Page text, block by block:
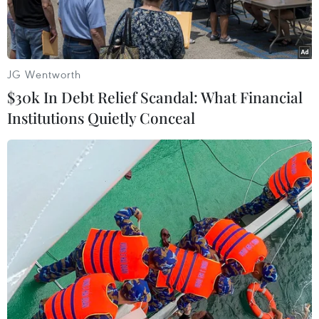
vong.
Xe cứu thương chở bệnh nhân COVID-19 tại Kiev, Ukraine.
(Ảnh: Reuters)
Bộ Y tế Ukraine ngày 16/9 cho biết nước này ghi
JG Wentworth
$30k In Debt Relief Scandal: What Financial
Institutions Quietly Conceal